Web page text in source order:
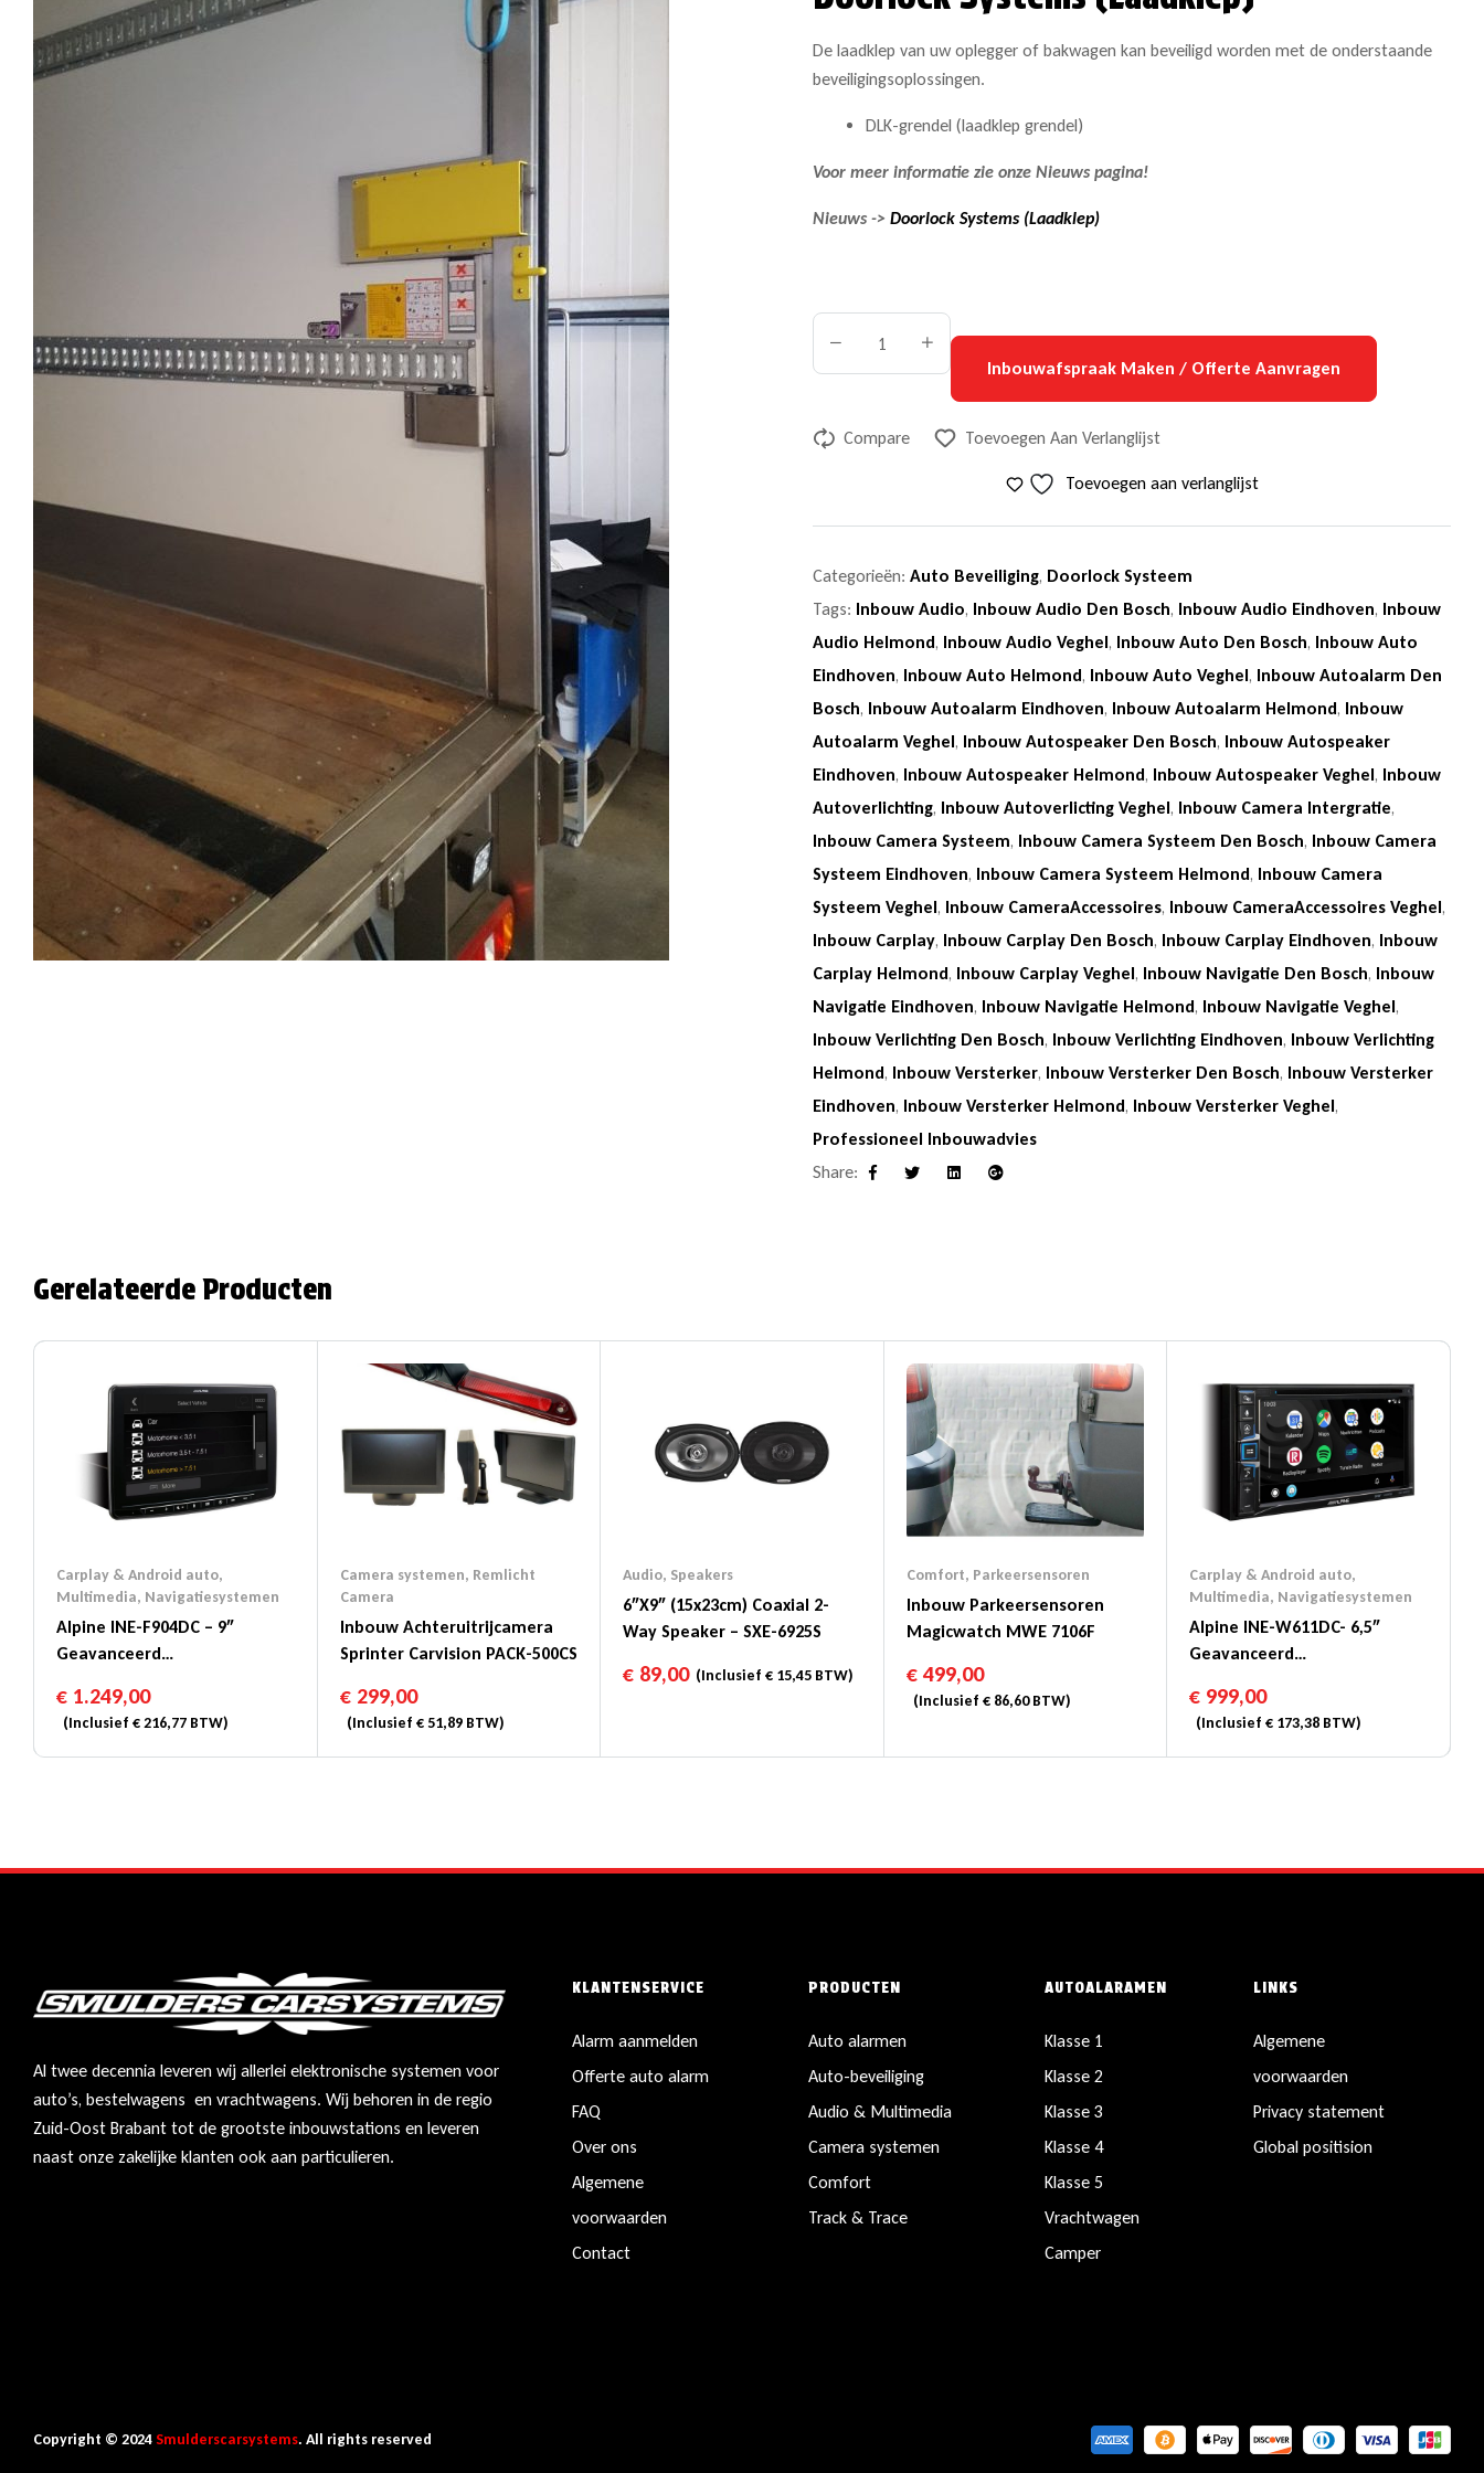
De laadklep van uw oplegger of bakwagen kan beveiligd worden met de onderstaande
beveiligingsoplossingen.
DLK-grendel (laadklep grendel)
Voor meer informatie zie onze Nieuws pagina!
Nieuws ->Doorlock Systems (Laadklep)
Inbouwafspraak Maken / Offerte Aanvragen
Compare Toevoegen Aan Verlanglijst
Toevoegen aan verlanglijst
Categorieën:Auto Beveiliging, Doorlock Systeem
Tags: Inbouw Audio, Inbouw Audio Den Bosch, Inbouw Audio Eindhoven, Inbouw
Audio Helmond, Inbouw Audio Veghel, Inbouw Auto Den Bosch, Inbouw Auto
Eindhoven, Inbouw Auto Helmond, Inbouw Auto Veghel, Inbouw Autoalarm Den
Bosch, Inbouw Autoalarm Eindhoven, Inbouw Autoalarm Helmond, Inbouw
Autoalarm Veghel, Inbouw Autospeaker Den Bosch, Inbouw Autospeaker
Eindhoven, Inbouw Autospeaker Helmond, Inbouw Autospeaker Veghel, Inbouw
Autoverlichting, Inbouw Autoverlicting Veghel, Inbouw Camera Intergratie,
Inbouw Camera Systeem, Inbouw Camera Systeem Den Bosch, Inbouw Camera
Systeem Eindhoven, Inbouw Camera Systeem Helmond, Inbouw Camera
Systeem Veghel, Inbouw CameraAccessoires, Inbouw CameraAccessoires Veghel,
Inbouw Carplay, Inbouw Carplay Den Bosch, Inbouw Carplay Eindhoven, Inbouw
Carplay Helmond, Inbouw Carplay Veghel, Inbouw Navigatie Den Bosch, Inbouw
Navigatie Eindhoven, Inbouw Navigatie Helmond, Inbouw Navigatie Veghel,
Inbouw Verlichting Den Bosch, Inbouw Verlichting Eindhoven, Inbouw Verlichting
Helmond, Inbouw Versterker, Inbouw Versterker Den Bosch, Inbouw Versterker
Eindhoven, Inbouw Versterker Helmond, Inbouw Versterker Veghel,
Professioneel Inbouwadvies
Share:
Gerelateerde Producten
Carplay & Android auto,
Multimedia, Navigatiesystemen
Alpine INE-F904DC – 9″
Geavanceerd
Database Voor Vrachtwagens
€ 1.249,00
(Inclusief €216,77 BTW)
Camera systemen, Remlicht
Camera
Inbouw Achteruitrijcamera
Sprinter Carvision PACK-500CS
€299,00
(Inclusief €51,89BTW)
Audio, Speakers
6″x9″ (15x23cm) Coaxial 2-
Way Speaker – SXE-6925S
€ 89,00(Inclusief€ 15,45 BTW)
Comfort, Parkeersensoren
Inbouw Parkeersensoren
Magicwatch MWE 7106F
€499,00
(Inclusief €86,60BTW)
Carplay & Android auto,
Multimedia, Navigatiesystemen
Alpine INE-W611DC- 6,5″
Geavanceerd
SW
€ 999,00
(Inclusief€ 173,38 BTW)
Al twee decennia leveren wij allerlei elektronische systemen voor
auto’s, bestelwagens en vrachtwagens. Wij behoren in de regio
Zuid-Oost Brabant tot de grootste inbouwstations en leveren
naast onze zakelijke klanten ook aan particulieren.
KLANTENSERVICE
Alarm aanmelden
Offerte auto alarm
FAQ
Over ons
Algemene
voorwaarden
Contact
PRODUCTEN
Auto alarmen
Auto-beveiliging
Audio & Multimedia
Camera systemen
Comfort
Track & Trace
AUTOALARAMEN
Klasse 1
Klasse 2
Klasse 3
Klasse 4
Klasse 5
Vrachtwagen
Camper
LINKS
Algemene
voorwaarden
Privacy statement
Global positision
Copyright © 2024Smulderscarsystems. All rights reserved